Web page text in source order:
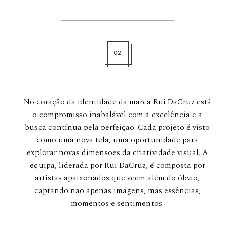
02
No coração da identidade da marca Rui DaCruz está
o compromisso inabalável com a excelência e a
busca contínua pela perfeição. Cada projeto é visto
como uma nova tela, uma oportunidade para
explorar novas dimensões da criatividade visual. A
equipa, liderada por Rui DaCruz, é composta por
artistas apaixonados que veem além do óbvio,
captando não apenas imagens, mas essências,
momentos e sentimentos.